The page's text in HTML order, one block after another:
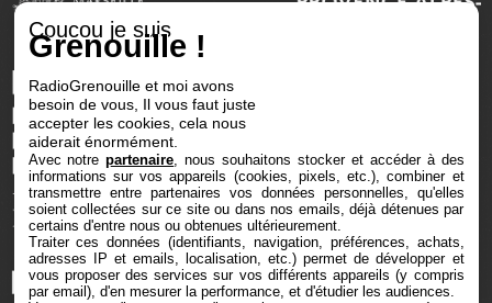
Coucou je suis
Grenouille !
RadioGrenouille et moi avons
besoin de vous, Il vous faut juste
accepter les cookies, cela nous
aiderait énormément.
Avec notrepartenaire , nous souhaitons stocker et accéder à des
informations sur vos appareils (cookies, pixels, etc.), combiner et
transmettre entre partenaires vos données personnelles, qu'elles
soient collectées sur ce site ou dans nos emails, déjà détenues par
certains d'entre nous ou obtenues ultérieurement.
Traiter ces données (identifiants, navigation, préférences, achats,
adresses IP et emails, localisation, etc.) permet de développer et
vous proposer des services sur vos différents appareils (y compris
par email), d'en mesurer la performance, et d'étudier les audiences.